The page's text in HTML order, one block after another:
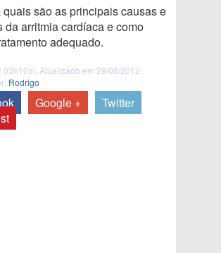
são as principais causas e
da arritmia cardíaca e como
adequado.
03h10m. Atualizado em 29/08/2012
Rodrigo
Google +
Twitter